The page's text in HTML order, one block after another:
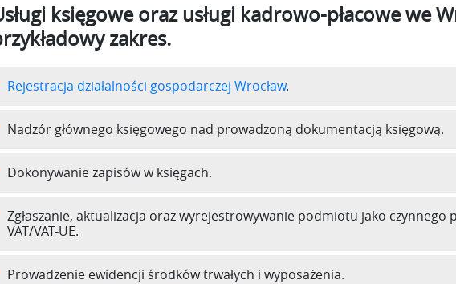
księgowe oraz usługi kadrowo-płacowe we
zakres.
Rejestracja działalności gospodarczej Wrocław.
Nadzór głównego księgowego nad prowadzoną dokumentacją księgową.
Dokonywanie zapisów w księgach.
Zgłaszanie, aktualizacja oraz wyrejestrowywanie podmiotu jako czynnego
VAT/VAT-UE.
Prowadzenie ewidencji środków trwałych i wyposażenia.